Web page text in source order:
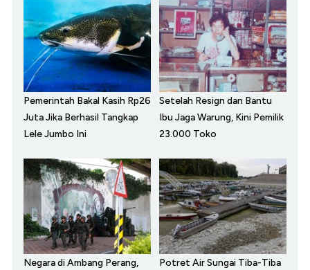
Pemerintah Bakal Kasih Rp26
Juta Jika Berhasil Tangkap
Lele Jumbo Ini
Setelah Resign dan Bantu
Ibu Jaga Warung, Kini Pemilik
23.000 Toko
Negara di Ambang Perang,
Potret Air Sungai Tiba-Tiba